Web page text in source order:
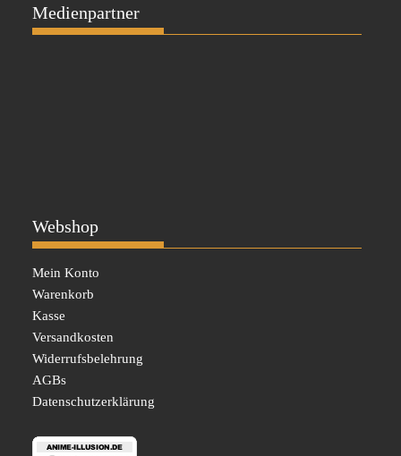
Medienpartner
Webshop
Mein Konto
Warenkorb
Kasse
Versandkosten
Widerrufsbelehrung
AGBs
Datenschutzerklärung